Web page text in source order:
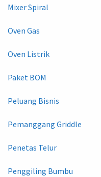
Mixer Spiral
Oven Gas
Oven Listrik
Paket BOM
Peluang Bisnis
Pemanggang Griddle
Penetas Telur
Penggiling Bumbu